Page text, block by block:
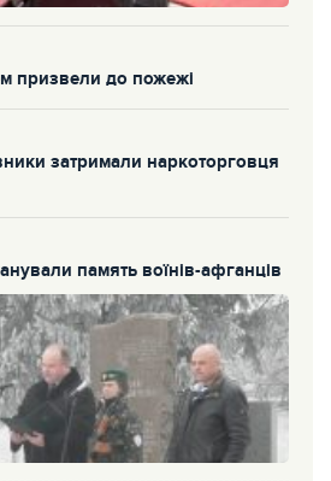
призвели до пожежі
затримали наркоторговця
память воїнів-афганців